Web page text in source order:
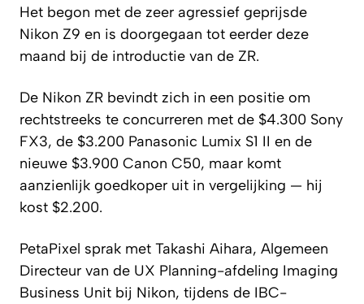
Het begon met de zeer agressief geprijsde
Nikon Z9 en is doorgegaan tot eerder deze
maand bij de introductie van de ZR.
De Nikon ZR bevindt zich in een positie om
rechtstreeks te concurreren met de $4.300 Sony
FX3, de $3.200 Panasonic Lumix S1 II en de
nieuwe $3.900 Canon C50, maar komt
aanzienlijk goedkoper uit in vergelijking — hij
kost $2.200.
PetaPixel sprak met Takashi Aihara, Algemeen
Directeur van de UX Planning-afdeling Imaging
Business Unit bij Nikon, tijdens de IBC-